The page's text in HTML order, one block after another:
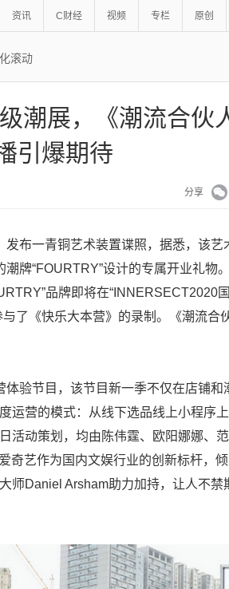
资讯 C财经 视频 专栏 原创
滚动
潮展，《潮流合伙
引爆期待
分享
布一青铜艺术装置谍照，据悉，该艺
牌“FOURTRY”设计的专属开业礼物
品牌即将在“INNERSECT2020
了《快乐大本营》的录制。《潮流合
体验节目，该节目新一季不仅在店铺和
运营的模式：从线下选品线上小程序上
活动策划，均由陈伟霆、欧阳娜娜、范
奇艺作为国内文娱行业的创新标杆，
师Daniel Arsham助力加持，让人不禁